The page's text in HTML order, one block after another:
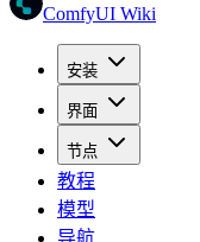
ComfyUI Wiki
安装
界面
节点
教程
模型
导航